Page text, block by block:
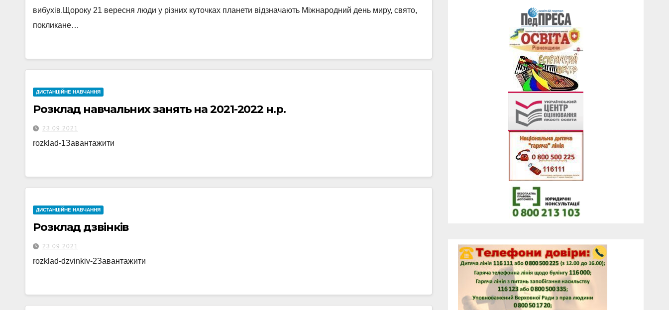
вибухів.Щороку 21 вересня люди у різних куточках планети відзначають Міжнародний день миру, свято,
покликане…
ДИСТАНЦІЙНЕ НАВЧАННЯ
Розклад навчальних занять на 2021-2022 н.р.
23.09.2021
rozklad-1Завантажити
ДИСТАНЦІЙНЕ НАВЧАННЯ
Розклад дзвінків
23.09.2021
rozklad-dzvinkiv-2Завантажити